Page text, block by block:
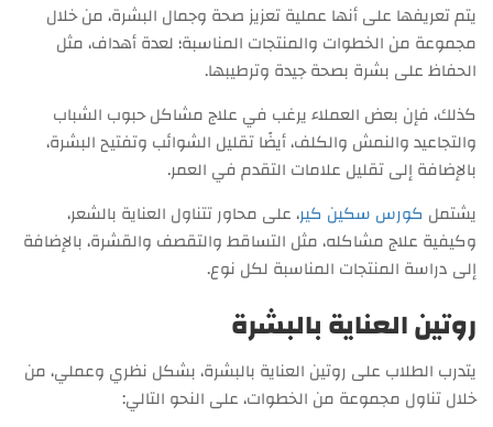
يتم تعريفها على أنها عملية تعزيز صحة وجمال البشرة، من خلال
مجموعة من الخطوات والمنتجات المناسبة؛ لعدة أهداف، مثل
الحفاظ على بشرة بصحة جيدة وترطيبها.
كذلك، فإن بعض العملاء يرغب في علاج مشاكل حبوب الشباب
والتجاعيد والنمش والكلف، أيضًا تقليل الشوائب وتفتيح البشرة،
بالإضافة إلى تقليل علامات التقدم في العمر.
يشتمل كورس سكين كير، على محاور تتناول العناية بالشعر،
وكيفية علاج مشاكله، مثل التساقط والتقصف والقشرة، بالإضافة
إلى دراسة المنتجات المناسبة لكل نوع.
روتين العناية بالبشرة
يتدرب الطلاب على روتين العناية بالبشرة، بشكل نظري وعملي، من
خلال تناول مجموعة من الخطوات، على النحو التالي: